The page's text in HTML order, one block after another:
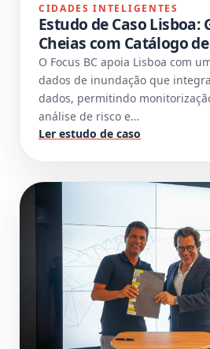
CIDADES INTELIGENTES
Estudo de Caso Lisboa:
Cheias com Catálogo
O Focus BC apoia Lisboa com
dados de inundação que
dados, permitindo
análise de risco e…
Ler estudo de caso